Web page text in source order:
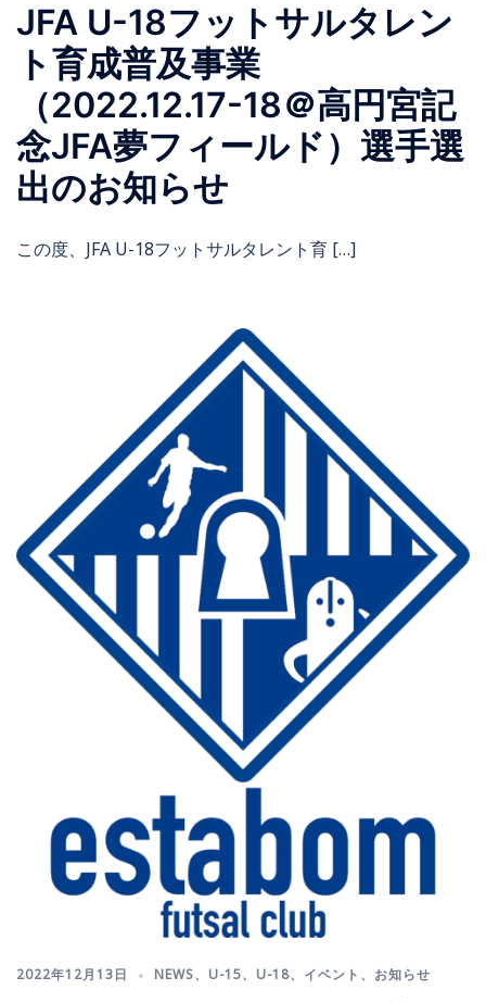
JFA U-18フットサルタレン
ト育成普及事業
（2022.12.17-18＠高円宮記
念JFA夢フィールド）選手選
出のお知らせ
この度、JFA U-18フットサルタレント育 […]
2022年12月13日 NEWS、 U-15、 U-18、 イベント 、 お知らせ